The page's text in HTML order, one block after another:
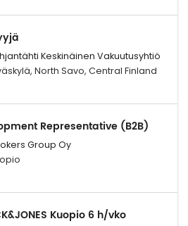
Keskinäinen Vakuutusyhtiö
North Savo, Central Finland
Representative (B2B)
Group Oy
Kuopio 6 h/vko